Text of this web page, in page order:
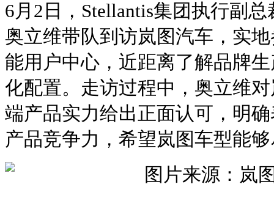
6月2日，Stellantis集团执行副
奥立维带队到访岚图汽车，实
能用户中心，近距离了解品牌
化配置。走访过程中，奥立维
端产品实力给出正面认可，明
产品竞争力，希望岚图车型能